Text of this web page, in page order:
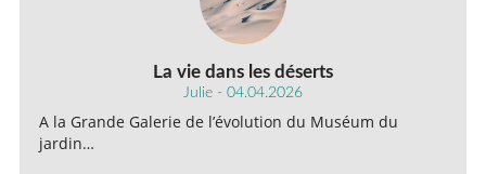
La vie dans les déserts
Julie - 04.04.2026
A la Grande Galerie de l’évolution du Muséum du
jardin…